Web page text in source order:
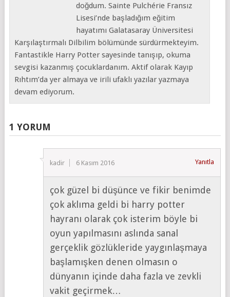
doğdum. Sainte Pulchérie Fransız
Lisesi’nde başladığım eğitim
hayatımı Galatasaray Üniversitesi
Karşılaştırmalı Dilbilim bölümünde sürdürmekteyim.
Fantastikle Harry Potter sayesinde tanışıp, okuma
sevgisi kazanmış çocuklardanım. Aktif olarak Kayıp
Rıhtım’da yer almaya ve irili ufaklı yazılar yazmaya
devam ediyorum.
1 YORUM
kadir 6 Kasım 2016 Yanıtla
çok güzel bi düşünce ve fikir benimde
çok aklıma geldi bi harry potter
hayranı olarak çok isterim böyle bi
oyun yapılmasını aslında sanal
gerçeklik gözlükleride yaygınlaşmaya
başlamışken denen olmasın o
dünyanın içinde daha fazla ve zevkli
vakit geçirmek…